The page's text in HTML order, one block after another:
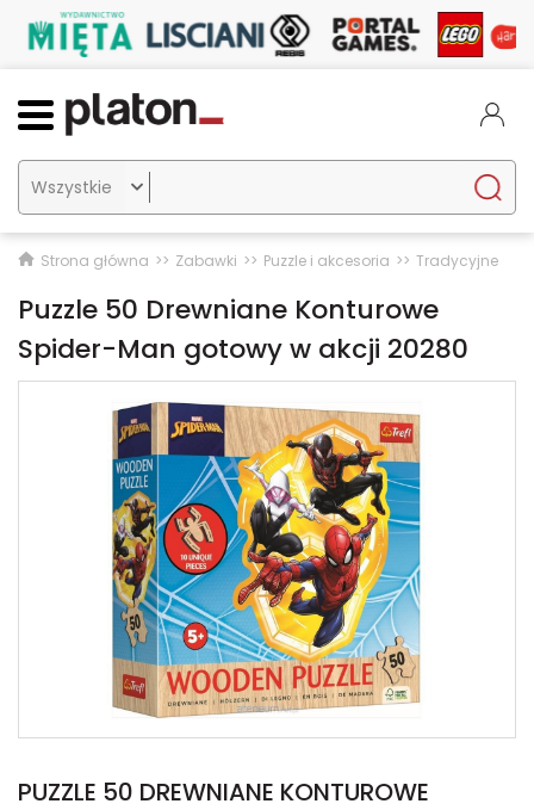

Strona główna Zabawki Puzzle i akcesoria Tradycyjne
Puzzle 50 Drewniane Konturowe
Spider-Man gotowy w akcji 20280
PUZZLE 50 DREWNIANE KONTUROWE